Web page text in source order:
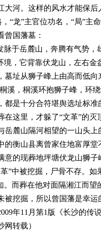
大河。这样的风水才能保
，“龙”主官位功名，“局”主
曾国藩墓：
脉于岳麓山，奔腾有气势
境，它背靠伏龙山，左右
墓址从狮子峰上由高而低
溪，桐溪环抱狮子峰，环
都是十分合符堪舆选址标准
在这里，才躲了“文革”的
岳麓山隔河相望的一山头
的衡山县离曾家住地富厚
意的现葬地坪塘伏龙山狮
”中被挖掘，尸骨不存。
。而葬在他对面隔湘江而
被挖掘，所以曾国藩是幸运
年11月第1版《长沙的
转载）